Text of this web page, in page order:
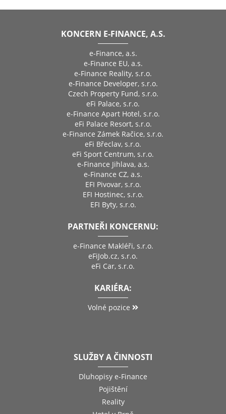
KONCERN E-FINANCE, A.S.
e-Finance, a.s.
e-Finance EU, a.s.
e-Finance Reality, s.r.o.
e-Finance Developer, s.r.o.
Czech Property Fund, s.r.o.
eFi Palace, s.r.o.
e-Finance Apart Hotel, s.r.o.
eFi Palace Resort, s.r.o.
e-Finance Zámek Račice, s.r.o.
eFi Břeclav, s.r.o.
eFi Sport Centrum, s.r.o.
e-Finance Jihlava, a.s.
e-Finance CZ, a.s.
EFI Pivovar, s.r.o.
EFI Hostinec, s.r.o.
EFI Byty, s.r.o.
PARTNEŘI KONCERNU:
e-Finance Makléři, s.r.o.
eFiJob.cz, s.r.o.
eFi Car, s.r.o.
KARIÉRA:
Volné pozice
SLUŽBY A ČINNOSTI
Dluhopisy e-Finance
Pojištění
Reality